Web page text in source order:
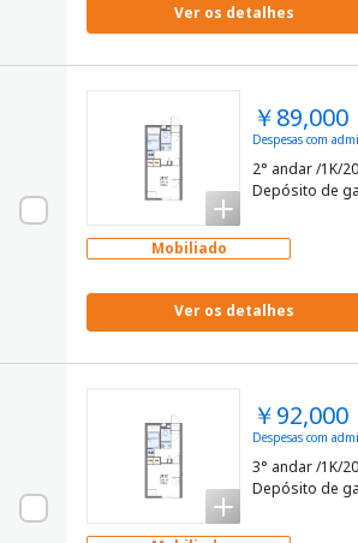
Ver os detalhes
￥89,000
Despesas com
2° andar /1K/
Depósito de
Mobiliado
Ver os detalhes
￥92,000
Despesas com
3° andar /1K/
Depósito de